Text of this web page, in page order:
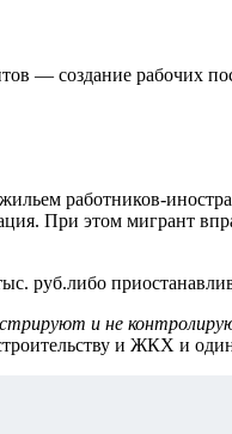
— создание рабочих
работников-
При этом мигрант
руб.либо
и не
и ЖКХ и один